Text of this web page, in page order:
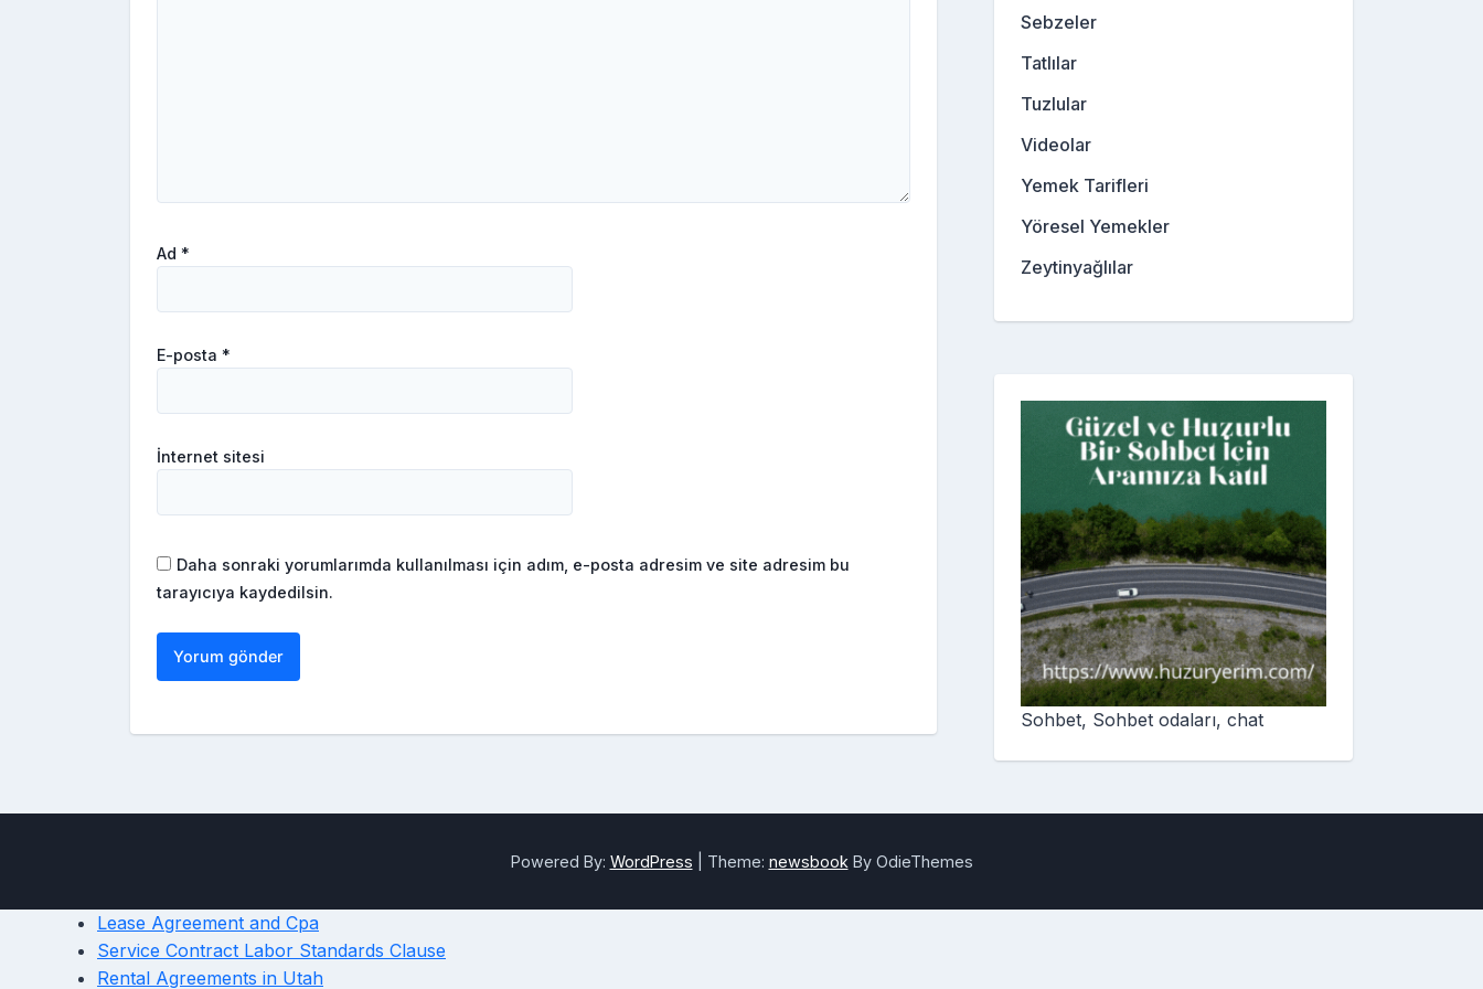
Ad *
E-posta *
İnternet sitesi
Daha sonraki yorumlarımda kullanılması için adım, e-posta adresim ve site adresim bu
tarayıcıya kaydedilsin.
Sebzeler
Tatlılar
Tuzlular
Videolar
Yemek Tarifleri
Yöresel Yemekler
Zeytinyağlılar
Sohbet, Sohbet odaları, chat
Powered By: WordPress Theme: newsbook By OdieThemes
Lease Agreement and Cpa
Service Contract Labor Standards Clause
Rental Agreements in Utah